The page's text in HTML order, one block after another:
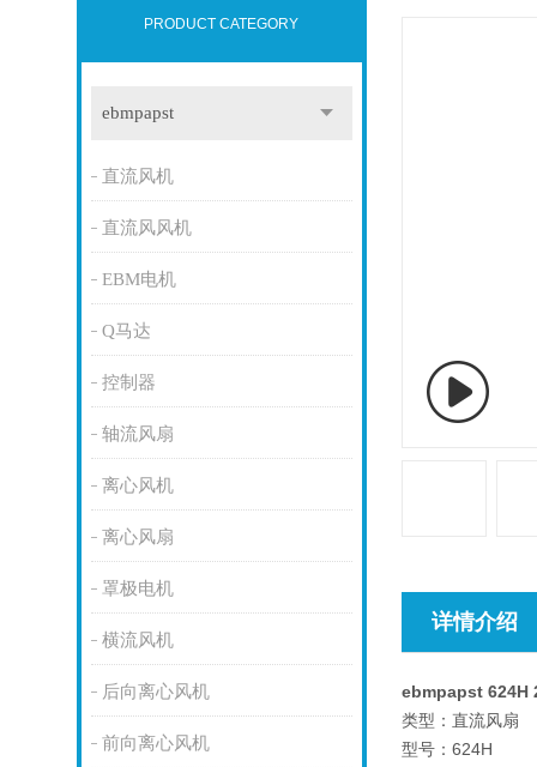
PRODUCT CATEGORY
ebmpapst
直流风机
直流风风机
EBM电机
Q马达
控制器
轴流风扇
离心风机
离心风扇
罩极电机
横流风机
后向离心风机
前向离心风机
详情介绍
ebmpapst 624H
类型：直流风扇
型号：624H